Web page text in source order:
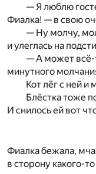
— Я люблю
Фиалка! — в свою
— Ну молчу,
и улеглась на
— А может всё-
минутного
Кот лёг с ней и
Блёстка тоже
И снилось ей вот
Фиалка бежала,
в сторону какого-